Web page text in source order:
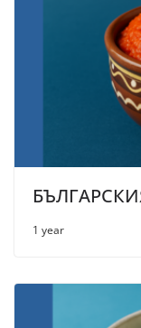
1 year